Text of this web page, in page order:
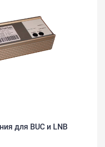
для BUC и LNB